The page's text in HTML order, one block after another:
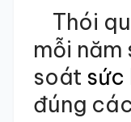
Thói
mỗi năm
soát sức
đúng